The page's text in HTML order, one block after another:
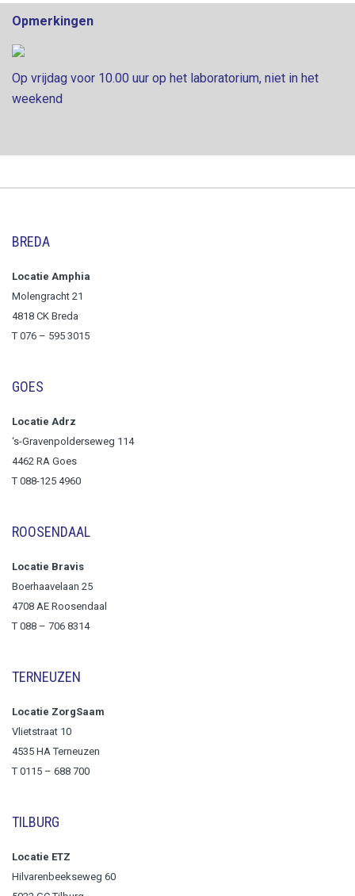
Opmerkingen
Op vrijdag voor 10.00 uur op het laboratorium, niet in het
weekend
BREDA
Locatie Amphia
Molengracht 21
4818 CK Breda
T 076 – 595 3015
GOES
Locatie Adrz
‘s-Gravenpolderseweg 114
4462 RA Goes
T 088-125 4960
ROOSENDAAL
Locatie Bravis
Boerhaavelaan 25
4708 AE Roosendaal
T 088 – 706 8314
TERNEUZEN
Locatie ZorgSaam
Vlietstraat 10
4535 HA Terneuzen
T 0115 – 688 700
TILBURG
Locatie ETZ
Hilvarenbeekseweg 60